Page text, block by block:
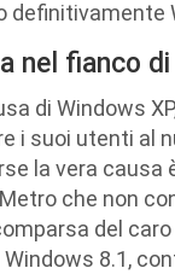
definitivamente
nel fianco
di Windows
i suoi utenti al
la vera causa
che non
del
8.1,